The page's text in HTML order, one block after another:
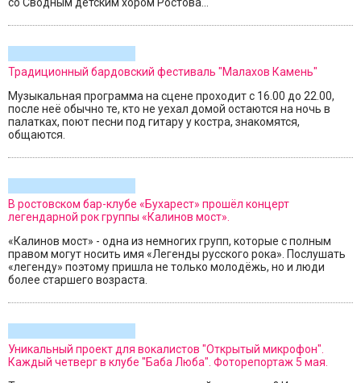
Традиционный бардовский фестиваль "Малахов Камень"
Музыкальная программа на сцене проходит с 16.00 до 22.00,
после неё обычно те, кто не уехал домой остаются на ночь в
палатках, поют песни под гитару у костра, знакомятся,
общаются.
В ростовском бар-клубе «Бухарест» прошёл концерт
легендарной рок группы «Калинов мост».
«Калинов мост» - одна из немногих групп, которые с полным
правом могут носить имя «Легенды русского рока». Послушать
«легенду» поэтому пришла не только молодёжь, но и люди
более старшего возраста.
Уникальный проект для вокалистов "Открытый микрофон".
Каждый четверг в клубе "Баба Люба". Фоторепортаж 5 мая.